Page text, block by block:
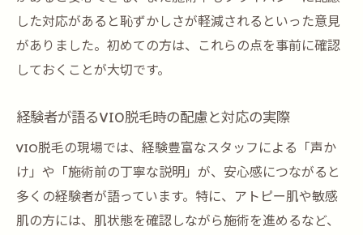
した対応があると恥ずかしさが軽減されるといった意見
がありました。初めての方は、これらの点を事前に確認
しておくことが大切です。
経験者が語るVIO脱毛時の配慮と対応の実際
VIO脱毛の現場では、経験豊富なスタッフによる「声か
け」や「施術前の丁寧な説明」が、安心感につながると
多くの経験者が語っています。特に、アトピー肌や敏感
肌の方には、肌状態を確認しながら施術を進めるなど、